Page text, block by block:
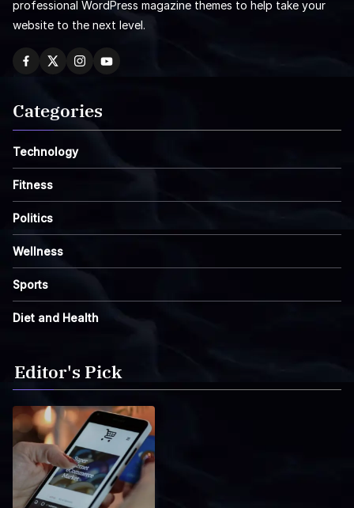
professional WordPress magazine themes to help take your
website to the next level.
Categories
Technology
Fitness
Politics
Wellness
Sports
Diet and Health
Editor's Pick